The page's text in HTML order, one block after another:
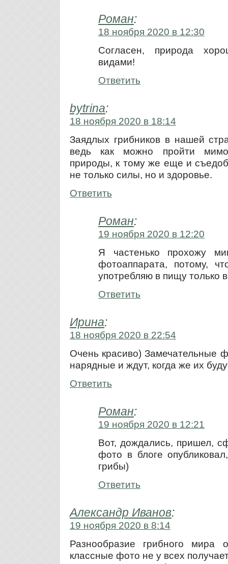
Роман:
18 ноября 2020 в 12:30
Согласен, природа
видами!
Ответить
bytrina:
18 ноября 2020 в 18:14
Заядлых грибников в нашей
ведь как можно пройти мимо
природы, к тому же еще и
не только силы, но и здоровье.
Ответить
Роман:
19 ноября 2020 в 12:20
Я частенько прохожу
фотоаппарата, потому,
употребляю в пищу только
Ответить
Ирина:
18 ноября 2020 в 22:54
Очень красиво) Замечательные
нарядные и ждут, когда же их
Ответить
Роман:
19 ноября 2020 в 12:21
Вот, дождались, пришел,
фото в блоге
грибы)
Ответить
Александр Иванов:
19 ноября 2020 в 8:14
Разнообразие грибного мира
классные фото не у всех